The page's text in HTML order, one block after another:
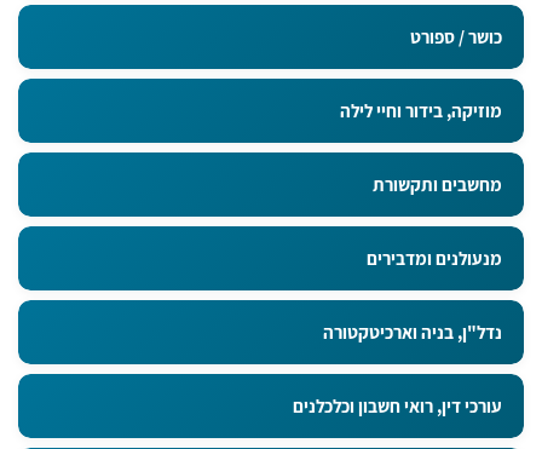
כושר / ספורט
מוזיקה, בידור וחיי לילה
מחשבים ותקשורת
מנעולנים ומדבירים
נדל"ן, בניה וארכיטקטורה
עורכי דין, רואי חשבון וכלכלנים